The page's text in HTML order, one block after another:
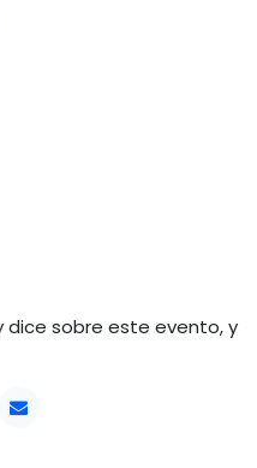
dice sobre este evento, y